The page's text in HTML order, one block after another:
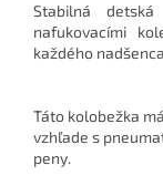
Stabilná detská
nafukovacími
každého
Táto kolobežka
vzhľade s
peny.